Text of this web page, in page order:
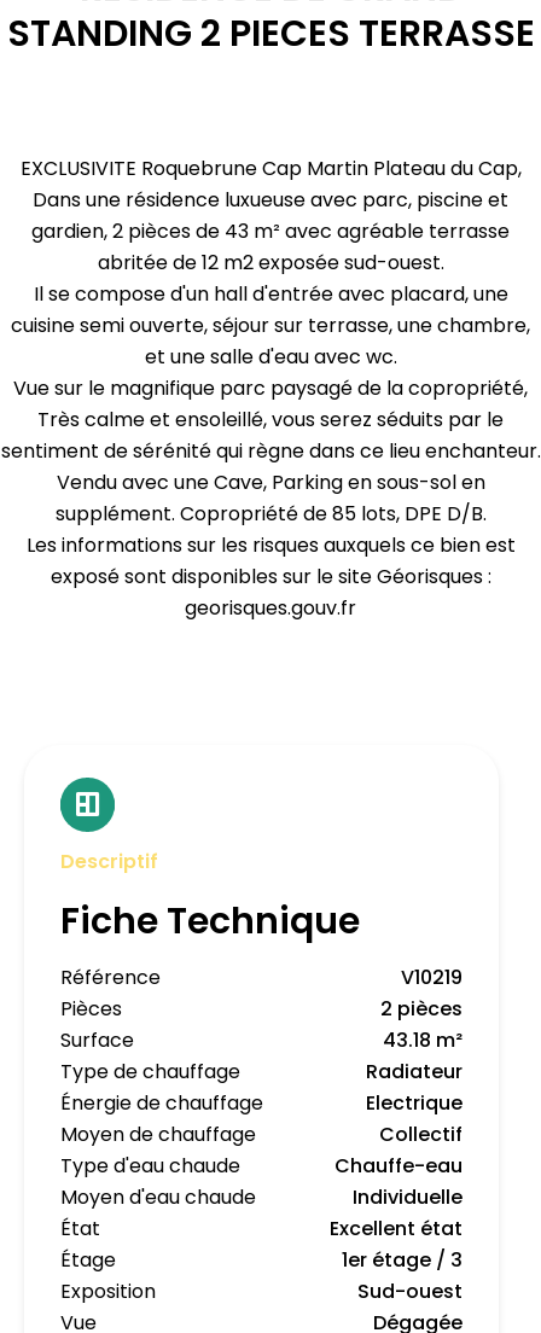
STANDING 2 PIECES TERRASSE
EXCLUSIVITE Roquebrune Cap Martin Plateau du Cap,
Dans une résidence luxueuse avec parc, piscine et
gardien, 2 pièces de 43 m² avec agréable terrasse
abritée de 12 m2 exposée sud-ouest.
Il se compose d'un hall d'entrée avec placard, une
cuisine semi ouverte, séjour sur terrasse, une chambre,
et une salle d'eau avec wc.
Vue sur le magnifique parc paysagé de la copropriété,
Très calme et ensoleillé, vous serez séduits par le
sentiment de sérénité qui règne dans ce lieu enchanteur.
Vendu avec une Cave, Parking en sous-sol en
supplément. Copropriété de 85 lots, DPE D/B.
Les informations sur les risques auxquels ce bien est
exposé sont disponibles sur le site Géorisques :
georisques.gouv.fr
Descriptif
Fiche Technique
Référence
V10219
Pièces
2 pièces
Surface
43.18 m²
Type de chauffage
Radiateur
Énergie de chauffage
Electrique
Moyen de chauffage
Collectif
Type d'eau chaude
Chauffe-eau
Moyen d'eau chaude
Individuelle
État
Excellent état
Étage
1er étage / 3
Exposition
Sud-ouest
Vue
Dégagée